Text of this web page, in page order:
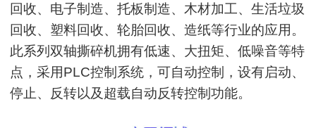
回收、电子制造、托板制造、木材加工、生活垃圾
回收、塑料回收、轮胎回收、造纸等行业的应用。
此系列双轴撕碎机拥有低速、大扭矩、低噪音等特
点，采用PLC控制系统，可自动控制，设有启动、
停止、反转以及超载自动反转控制功能。